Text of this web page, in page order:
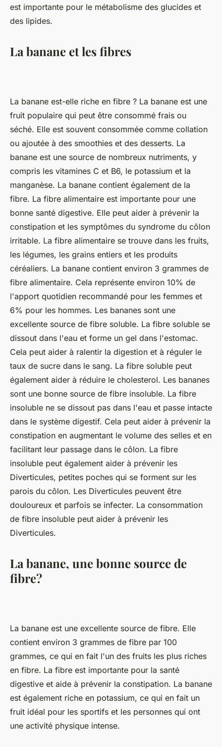
est importante pour le métabolisme des glucides et
des lipides.
La banane et les fibres
La banane est-elle riche en fibre ? La banane est une
fruit populaire qui peut être consommé frais ou
séché. Elle est souvent consommée comme collation
ou ajoutée à des smoothies et des desserts. La
banane est une source de nombreux nutriments, y
compris les vitamines C et B6, le potassium et la
manganèse. La banane contient également de la
fibre. La fibre alimentaire est importante pour une
bonne santé digestive. Elle peut aider à prévenir la
constipation et les symptômes du syndrome du côlon
irritable. La fibre alimentaire se trouve dans les fruits,
les légumes, les grains entiers et les produits
céréaliers. La banane contient environ 3 grammes de
fibre alimentaire. Cela représente environ 10% de
l'apport quotidien recommandé pour les femmes et
6% pour les hommes. Les bananes sont une
excellente source de fibre soluble. La fibre soluble se
dissout dans l'eau et forme un gel dans l'estomac.
Cela peut aider à ralentir la digestion et à réguler le
taux de sucre dans le sang. La fibre soluble peut
également aider à réduire le cholesterol. Les bananes
sont une bonne source de fibre insoluble. La fibre
insoluble ne se dissout pas dans l'eau et passe intacte
dans le système digestif. Cela peut aider à prévenir la
constipation en augmentant le volume des selles et en
facilitant leur passage dans le côlon. La fibre
insoluble peut également aider à prévenir les
Diverticules, petites poches qui se forment sur les
parois du côlon. Les Diverticules peuvent être
douloureux et parfois se infecter. La consommation
de fibre insoluble peut aider à prévenir les
Diverticules.
La banane, une bonne source de
fibre?
La banane est une excellente source de fibre. Elle
contient environ 3 grammes de fibre par 100
grammes, ce qui en fait l'un des fruits les plus riches
en fibre. La fibre est importante pour la santé
digestive et aide à prévenir la constipation. La banane
est également riche en potassium, ce qui en fait un
fruit idéal pour les sportifs et les personnes qui ont
une activité physique intense.